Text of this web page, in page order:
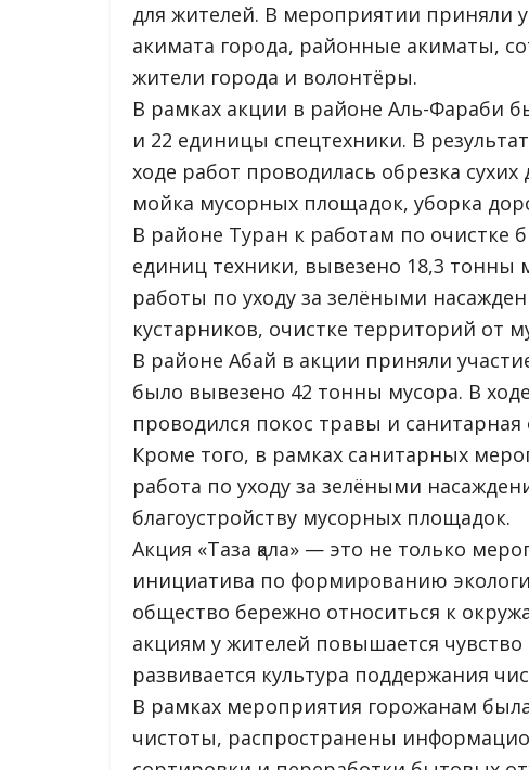
для жителей. В мероприятии приняли
акимата города, районные акиматы,
жители города и волонтёры.
В рамках акции в районе Аль-Фараби
и 22 единицы спецтехники. В
ходе работ проводилась обрезка
мойка мусорных площадок, уборка
В районе Туран к работам по очистке
единиц техники, вывезено 18,3 тонны
работы по уходу за зелёными
кустарников, очистке территорий от
В районе Абай в акции приняли
было вывезено 42 тонны мусора. В
проводился покос травы и
Кроме того, в рамках санитарных
работа по уходу за зелёными
благоустройству мусорных площадок.
Акция «Таза қала» — это не только
инициатива по формированию
общество бережно относиться к
акциям у жителей повышается
развивается культура поддержания
В рамках мероприятия горожанам
чистоты, распространены